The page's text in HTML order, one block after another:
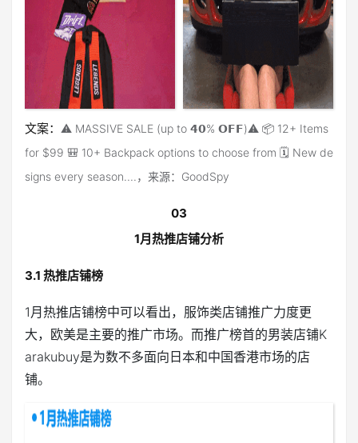
文案：
⚠️ MASSIVE SALE (up to 𝟰𝟬% 𝗢𝗙𝗙)⚠️ 📦 12+ Items
for $99 🎒 10+ Backpack options to choose from 🗓️ New de
signs every season....，来源：GoodSpy
03
1月热推店铺分析
3.1 热推店铺榜
1月热推店铺榜中可以看出，服饰类店铺推广力度更
大，欧美是主要的推广市场。而推广榜首的男装店铺K
arakubuy是为数不多面向日本和中国香港市场的店
铺。